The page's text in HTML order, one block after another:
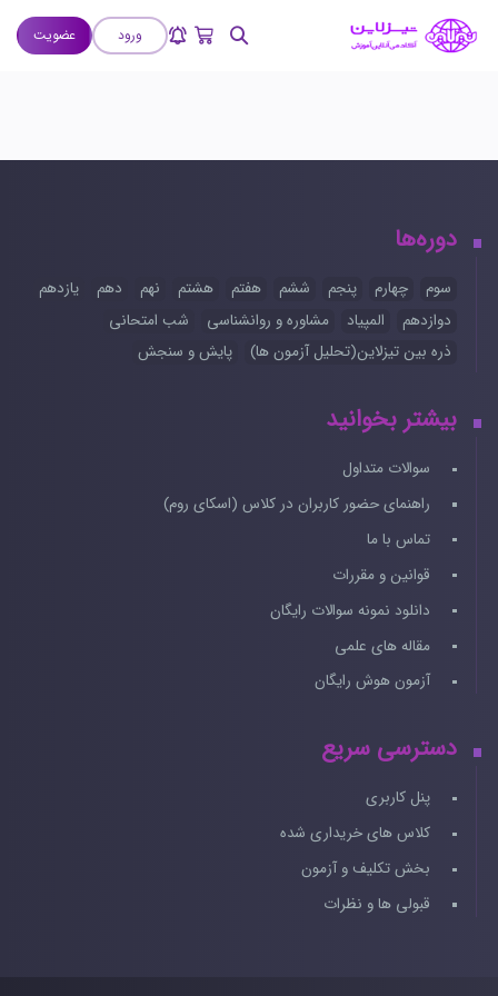
ورود عضویت
دوره‌ها
سوم چهارم پنجم ششم هفتم هشتم نهم دهم
یازدهم
دوازدهم
المپیاد مشاوره و روانشناسی
شب امتحانی
ذره بین تیزلاین(تحلیل آزمون ها)
پایش و سنجش
بیشتر بخوانید
سوالات متداول
راهنمای حضور کاربران در کلاس (اسکای روم)
تماس با ما
قوانین و مقررات
دانلود نمونه سوالات رایگان
مقاله های علمی
آزمون هوش رایگان
دسترسی سریع
پنل کاربری
کلاس های خریداری شده
بخش تکلیف و آزمون
قبولی ها و نظرات